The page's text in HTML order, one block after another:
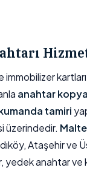
immobilizer
anahtar
tamiri
üzerindedir.
Ataşehir ve
anahtar ve